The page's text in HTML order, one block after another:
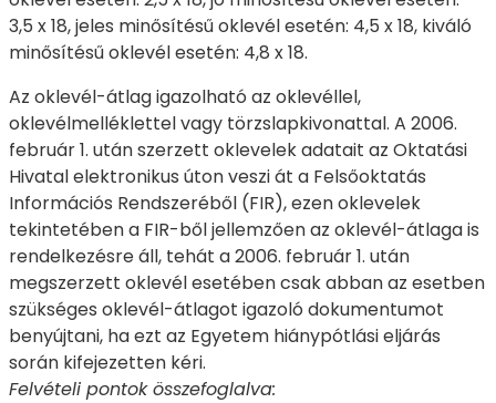
3,5 x 18, jeles minősítésű oklevél esetén: 4,5 x 18, kiváló
minősítésű oklevél esetén: 4,8 x 18.
Az oklevél-átlag igazolható az oklevéllel,
oklevélmelléklettel vagy törzslapkivonattal. A 2006.
február 1. után szerzett oklevelek adatait az Oktatási
Hivatal elektronikus úton veszi át a Felsőoktatás
Információs Rendszeréből (FIR), ezen oklevelek
tekintetében a FIR-ből jellemzően az oklevél-átlaga is
rendelkezésre áll, tehát a 2006. február 1. után
megszerzett oklevél esetében csak abban az esetben
szükséges oklevél-átlagot igazoló dokumentumot
benyújtani, ha ezt az Egyetem hiánypótlási eljárás
során kifejezetten kéri.
Felvételi pontok összefoglalva: